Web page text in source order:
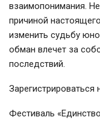
взаимопонимания.
причиной
изменить судьбу
обман влечет за
последствий.
Фестиваль